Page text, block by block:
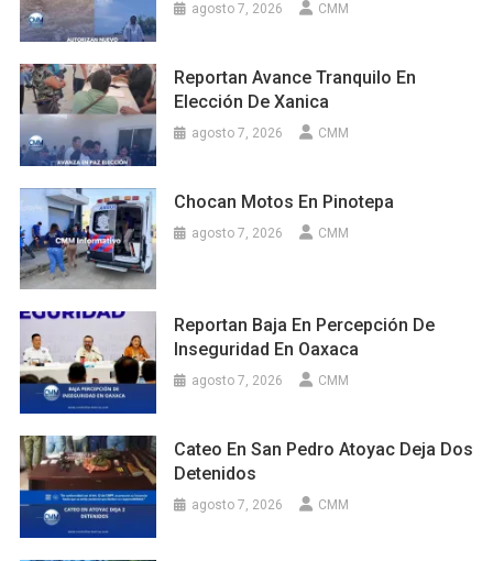
agosto 7, 2026 CMM
Reportan Avance Tranquilo En
Elección De Xanica
agosto 7, 2026 CMM
Chocan Motos En Pinotepa
agosto 7, 2026 CMM
Reportan Baja En Percepción De
Inseguridad En Oaxaca
agosto 7, 2026 CMM
Cateo En San Pedro Atoyac Deja Dos
Detenidos
agosto 7, 2026 CMM